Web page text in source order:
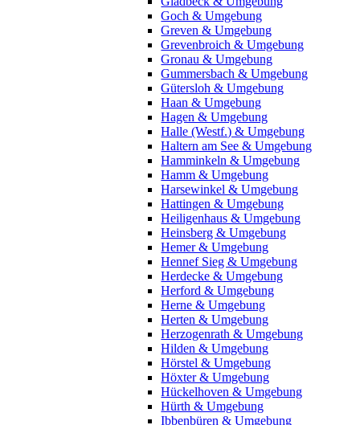
Goch & Umgebung
Greven & Umgebung
Grevenbroich & Umgebung
Gronau & Umgebung
Gummersbach & Umgebung
Gütersloh & Umgebung
Haan & Umgebung
Hagen & Umgebung
Halle (Westf.) & Umgebung
Haltern am See & Umgebung
Hamminkeln & Umgebung
Hamm & Umgebung
Harsewinkel & Umgebung
Hattingen & Umgebung
Heiligenhaus & Umgebung
Heinsberg & Umgebung
Hemer & Umgebung
Hennef Sieg & Umgebung
Herdecke & Umgebung
Herford & Umgebung
Herne & Umgebung
Herten & Umgebung
Herzogenrath & Umgebung
Hilden & Umgebung
Hörstel & Umgebung
Höxter & Umgebung
Hückelhoven & Umgebung
Hürth & Umgebung
Ibbenbüren & Umgebung